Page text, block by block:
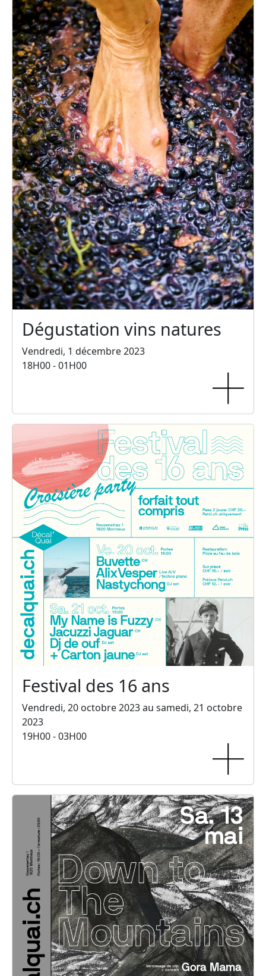
Dégustation vins natures
Vendredi, 1 décembre 2023
18H00 - 01H00
Festival des 16 ans
Vendredi, 20 octobre 2023 au samedi, 21 octobre
2023
19H00 - 03H00